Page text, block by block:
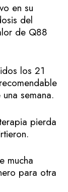
en su
del
de Q88
los 21
semana.
pierda
mucha
para otra